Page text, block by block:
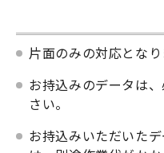
片面のみの対応となり
お持込みのデータは
さい。
お持込みいただいた